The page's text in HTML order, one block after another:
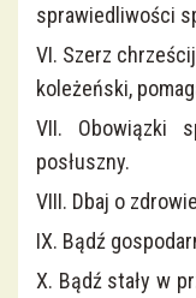
sprawiedliwości
VI. Szerz
koleżeński,
VII. Obowiązki
posłuszny.
VIII. Dbaj o
IX. Bądź
X. Bądź stały w